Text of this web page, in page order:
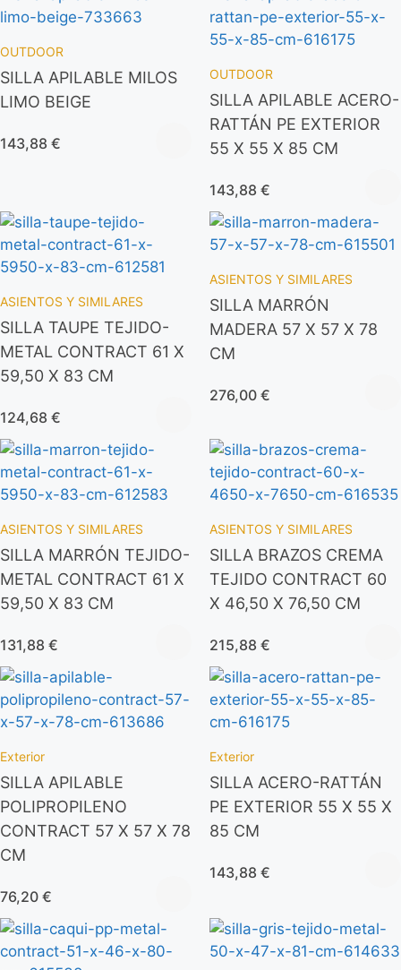
OUTDOOR
SILLA APILABLE MILOS
LIMO BEIGE
143,88 €
OUTDOOR
SILLA APILABLE ACERO-
RATTÁN PE EXTERIOR
55 X 55 X 85 CM
143,88 €
ASIENTOS Y SIMILARES
SILLA TAUPE TEJIDO-
METAL CONTRACT 61 X
59,50 X 83 CM
124,68 €
ASIENTOS Y SIMILARES
SILLA MARRÓN
MADERA 57 X 57 X 78
CM
276,00 €
ASIENTOS Y SIMILARES
SILLA MARRÓN TEJIDO-
METAL CONTRACT 61 X
59,50 X 83 CM
131,88 €
ASIENTOS Y SIMILARES
SILLA BRAZOS CREMA
TEJIDO CONTRACT 60
X 46,50 X 76,50 CM
215,88 €
Exterior
SILLA APILABLE
POLIPROPILENO
CONTRACT 57 X 57 X 78
CM
76,20 €
Exterior
SILLA ACERO-RATTÁN
PE EXTERIOR 55 X 55 X
85 CM
143,88 €